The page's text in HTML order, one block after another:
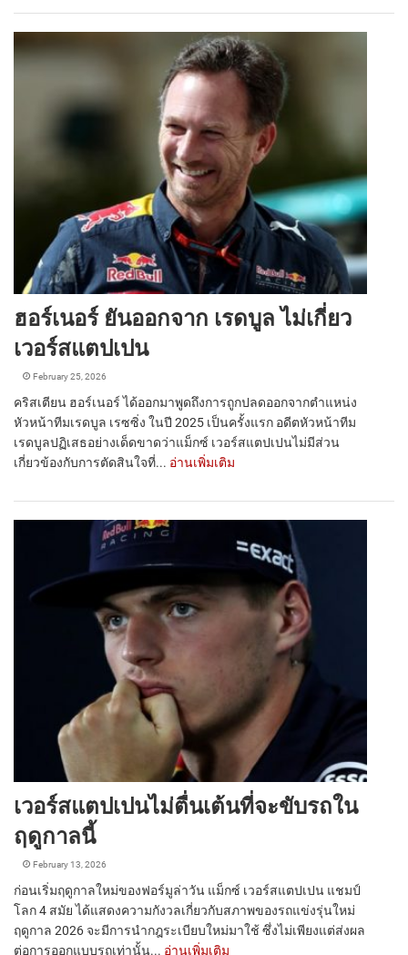
ฮอร์เนอร์ ยันออกจาก เรดบูล ไม่เกี่ยว
เวอร์สแตปเปน
February 25, 2026
คริสเตียน ฮอร์เนอร์ ได้ออกมาพูดถึงการถูกปลดออกจากตำแหน่ง
หัวหน้าทีมเรดบูล เรซซิ่ง ในปี 2025 เป็นครั้งแรก อดีตหัวหน้าทีม
เรดบูลปฏิเสธอย่างเด็ดขาดว่าแม็กซ์ เวอร์สแตปเปนไม่มีส่วน
เกี่ยวข้องกับการตัดสินใจที่... อ่านเพิ่มเติม
เวอร์สแตปเปนไม่ตื่นเต้นที่จะขับรถใน
ฤดูกาลนี้
February 13, 2026
ก่อนเริ่มฤดูกาลใหม่ของฟอร์มูล่าวัน แม็กซ์ เวอร์สแตปเปน แชมป์
โลก 4 สมัย ได้แสดงความกังวลเกี่ยวกับสภาพของรถแข่งรุ่นใหม่
ฤดูกาล 2026 จะมีการนำกฎระเบียบใหม่มาใช้ ซึ่งไม่เพียงแต่ส่งผล
ต่อการออกแบบรถเท่านั้น... อ่านเพิ่มเติม